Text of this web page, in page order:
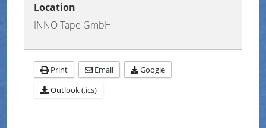
Location
INNO Tape GmbH
Print Email
Google
Outlook (.ics)